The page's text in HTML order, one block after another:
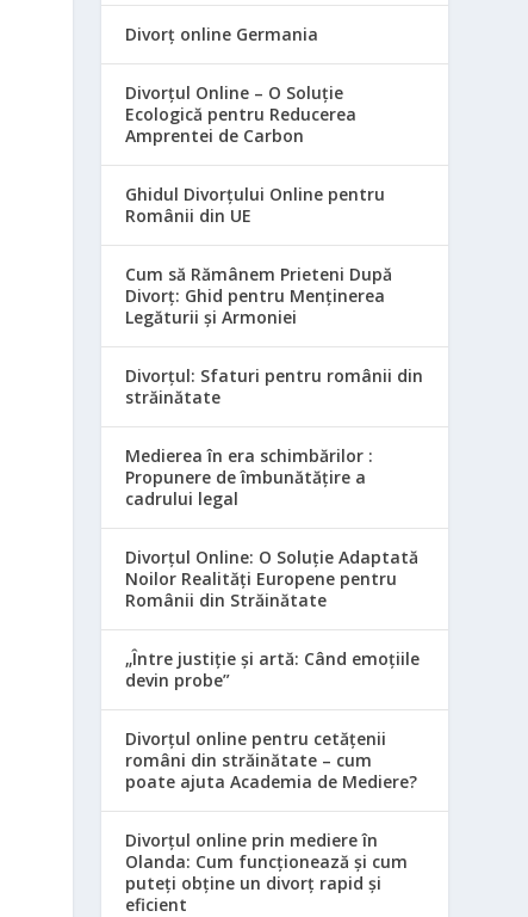
Divorț online Germania
Divorțul Online – O Soluție
Ecologică pentru Reducerea
Amprentei de Carbon
Ghidul Divorțului Online pentru
Românii din UE
Cum să Rămânem Prieteni După
Divorț: Ghid pentru Menținerea
Legăturii și Armoniei
Divorțul: Sfaturi pentru românii din
străinătate
Medierea în era schimbărilor :
Propunere de îmbunătățire a
cadrului legal
Divorțul Online: O Soluție Adaptată
Noilor Realități Europene pentru
Românii din Străinătate
„Între justiție și artă: Când emoțiile
devin probe”
Divorțul online pentru cetățenii
români din străinătate – cum
poate ajuta Academia de Mediere?
Divorțul online prin mediere în
Olanda: Cum funcționează și cum
puteți obține un divorț rapid și
eficient